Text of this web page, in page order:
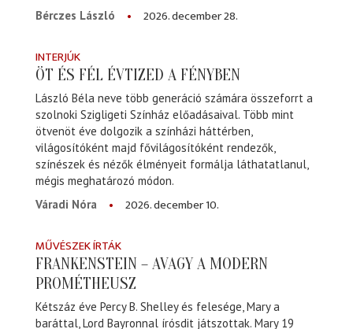
Bérczes László
2026. december 28.
INTERJÚK
ÖT ÉS FÉL ÉVTIZED A FÉNYBEN
László Béla neve több generáció számára összeforrt a
szolnoki Szigligeti Színház előadásaival. Több mint
ötvenöt éve dolgozik a színházi háttérben,
világosítóként majd fővilágosítóként rendezők,
színészek és nézők élményeit formálja láthatatlanul,
mégis meghatározó módon.
Váradi Nóra
2026. december 10.
MŰVÉSZEK ÍRTÁK
FRANKENSTEIN – AVAGY A MODERN
PROMÉTHEUSZ
Kétszáz éve Percy B. Shelley és felesége, Mary a
baráttal, Lord Bayronnal írósdit játszottak. Mary 19